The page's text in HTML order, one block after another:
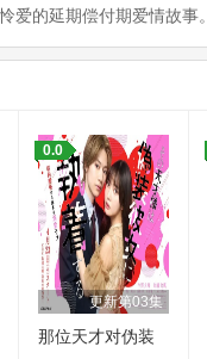
爱的延期偿付期爱情故事。
更新第03集
0.0
那位天才对伪装